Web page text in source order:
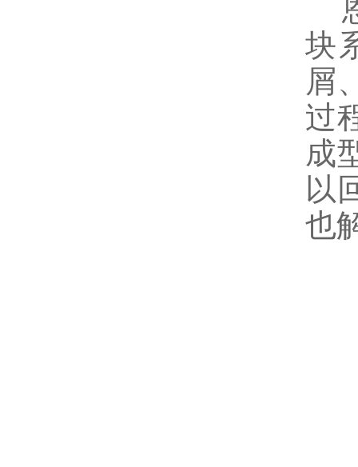
块
屑
过
成
以
也